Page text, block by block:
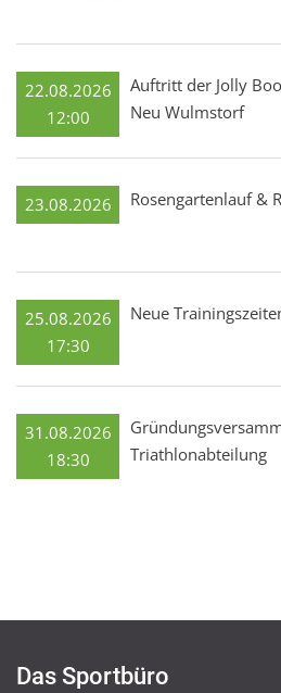
22.08.2026
12:00
Auftritt der Jolly
Neu Wulmstorf
23.08.2026 Rosengartenlauf &
25.08.2026
17:30
Neue
31.08.2026
18:30
Triathlonabteilung
Das Sportbüro